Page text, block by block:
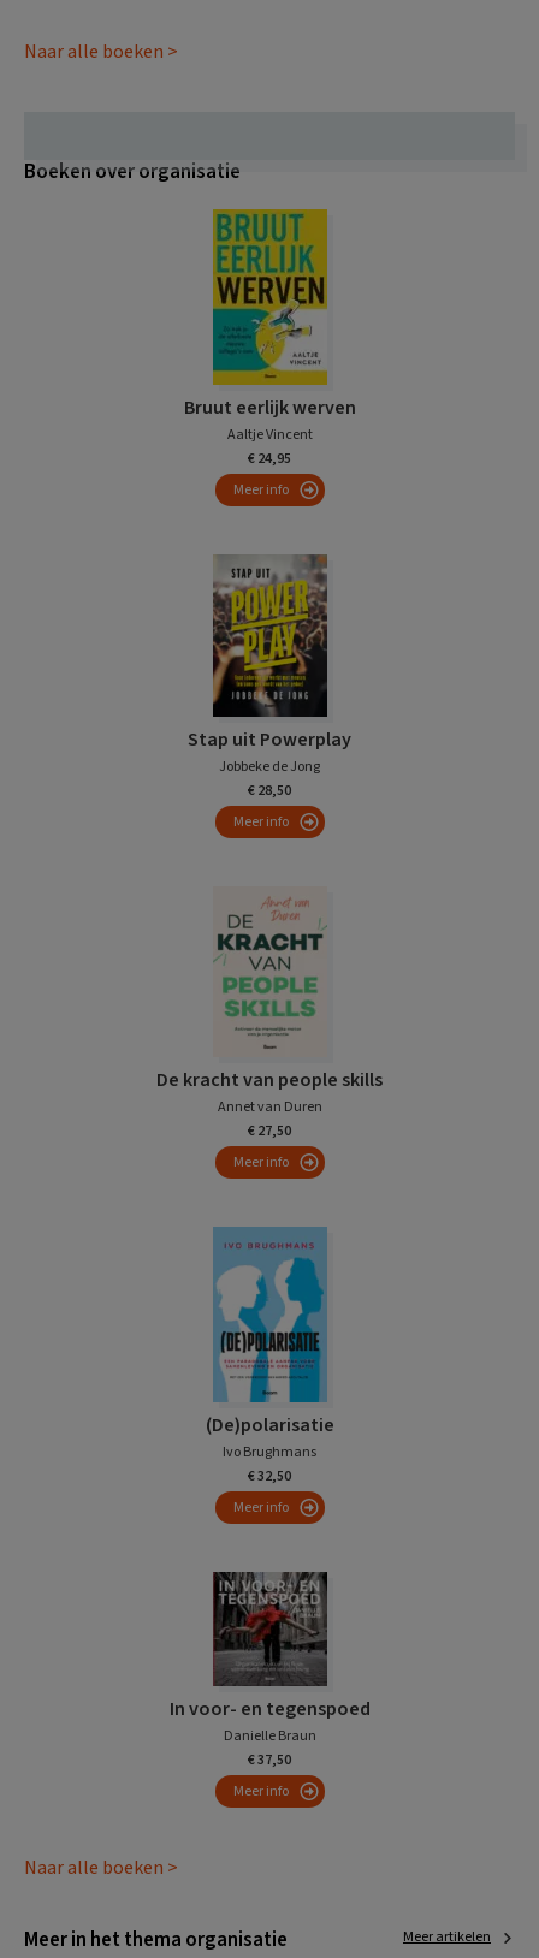
Naar alle boeken >
Boeken over organisatie
Bruut eerlijk werven
Aaltje Vincent
€ 24,95
Meer info
Stap uit Powerplay
Jobbeke de Jong
€ 28,50
Meer info
De kracht van people skills
Annet van Duren
€ 27,50
Meer info
(De)polarisatie
Ivo Brughmans
€ 32,50
Meer info
In voor- en tegenspoed
Danielle Braun
€ 37,50
Meer info
Naar alle boeken >
Meer in het thema organisatie Meer artikelen